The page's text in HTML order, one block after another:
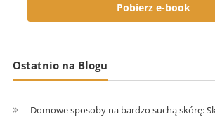
Pobierz e-book
Ostatnio na Blogu
Domowe sposoby na bardzo suchą skórę: